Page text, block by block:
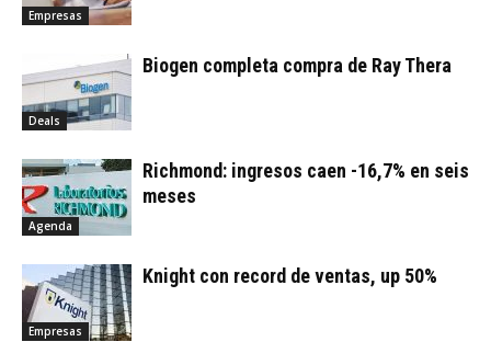
Empresas
Deals
Biogen completa compra de Ray Thera
Agenda
Richmond: ingresos caen -16,7% en seis
meses
Empresas
Knight con record de ventas, up 50%